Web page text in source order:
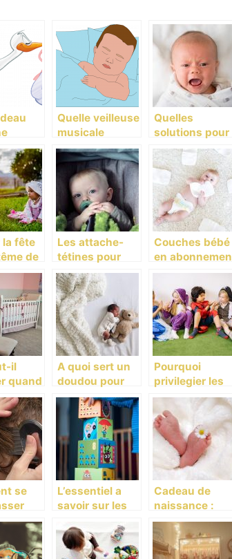
Quelle veilleuse
musicale
choisir pour
son enfant?
Quelles
solutions pour
les fesses
rouges et la
mycose du
siège de bébé ?
la fête
de
les
à
en
Les attache-
tétines pour
bébé, des
accessoires
très utiles
Couches bébé
en
: la nouvelle
tendance
il
quand
un
A quoi sert un
doudou pour
votre enfant ?
Pourquoi
privilegier les
micro-creche
de Massy?
se
?
L’essentiel a
savoir sur les
pour enfant
Cadeau de
naissance :
comment
trouver le
meilleur ?